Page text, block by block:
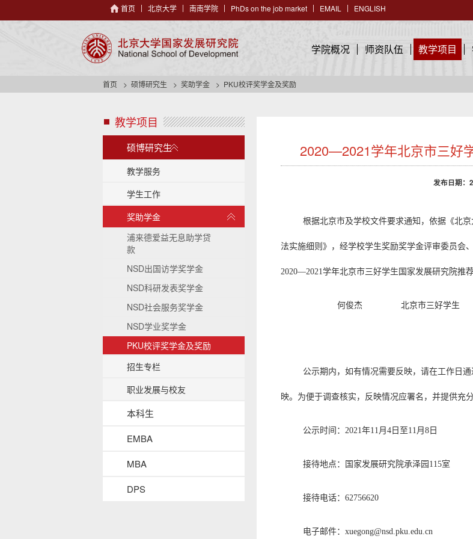
首页 北京大学 南南学院 PhDs on the job market EMAIL ENGLISH
学院概况 师资队伍 教学项目
首页 硕博研究生 奖助学金 PKU校评奖学金及奖励
教学项目 s
i
d
e
h
a
d
r
a
c
k
g
r
o
d
硕博研究生
开
教学服务
学生工作
奖助学金
展
浦来德爱益无息助学贷
款
NSD出国访学奖学金
NSD科研发表奖学金
NSD社会服务奖学金
NSD学业奖学金
PKU校评奖学金及奖励
招生专栏
职业发展与校友
本科生
EMBA
MBA
DPS
2020—2021学年北京市三好
发布日期：
根据北京市及学校文件要求通知，依据《北
法实施细则》，经学校学生奖励奖学金评审委员会
2020—2021学年北京市三好学生国家发展研究院推
何俊杰 北京市三好学生
公示期内，如有情况需要反映，请在工作日
映。为便于调查核实，反映情况应署名，并提供充
公示时间：2021年11月4日至11月8日
接待地点：国家发展研究院承泽园115室
接待电话：62756620
电子邮件：xuegong@nsd.pku.edu.cn